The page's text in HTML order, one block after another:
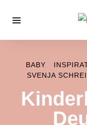
BABY
SVENJA